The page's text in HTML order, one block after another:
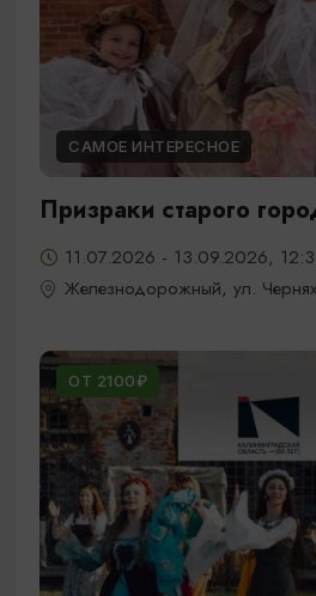
САМОЕ ИНТЕРЕСНОЕ
Призраки старого
11.07.2026 - 13.09.2026,
Железнодорожный, ул.
ОТ 2100₽